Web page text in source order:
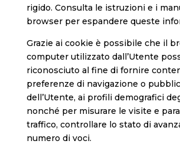
rigido. Consulta le istruzioni e i
browser per espandere queste
Grazie ai cookie è possibile che il
computer utilizzato dall’Utente
riconosciuto al fine di fornire
preferenze di navigazione o
dell’Utente, ai profili demografici
nonché per misurare le visite e
traffico, controllare lo stato di
numero di voci.